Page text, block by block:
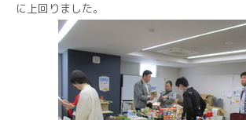
に上回りました。